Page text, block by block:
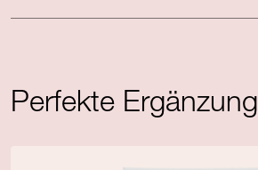
Perfekte Ergänzung